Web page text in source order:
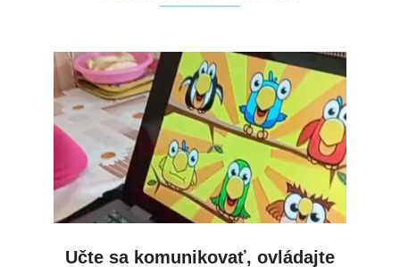
Učte sa komunikovať, ovládajte